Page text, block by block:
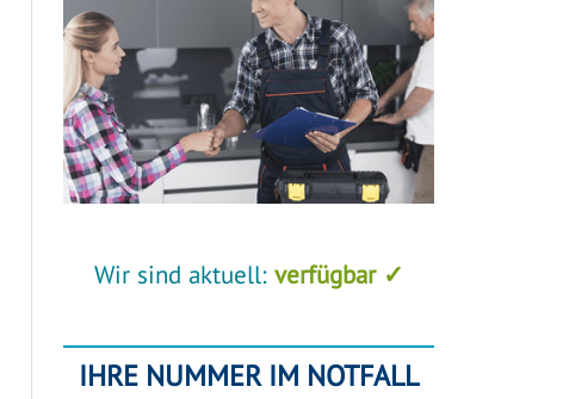
Wir sind aktuell: verfügbar ✓
IHRE NUMMER IM NOTFALL